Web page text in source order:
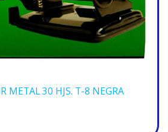
METAL 30 HJS. T-8 NEGRA